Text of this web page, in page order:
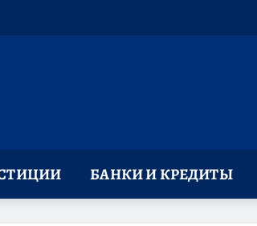
БАНКИ И КРЕДИТЫ